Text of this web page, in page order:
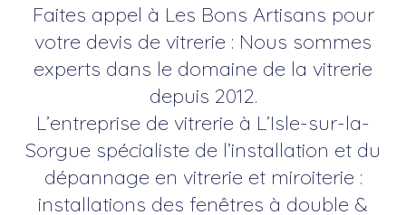
Faites appel à Les Bons Artisans pour
votre devis de vitrerie : Nous sommes
experts dans le domaine de la vitrerie
depuis 2012.
L’entreprise de vitrerie à L’Isle-sur-la-
Sorgue spécialiste de l’installation et du
dépannage en vitrerie et miroiterie :
installations des fenêtres à double &